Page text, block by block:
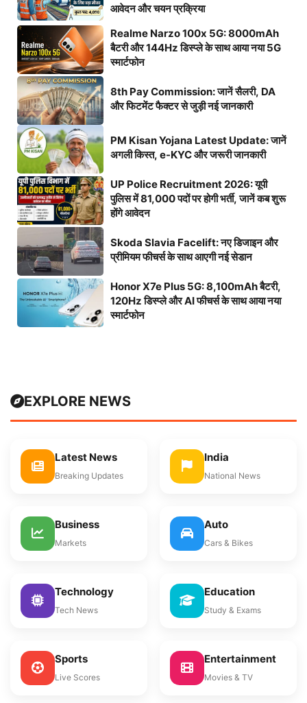
आवेदन और चयन प्रक्रिया
Realme Narzo 100x 5G: 8000mAh
बैटरी और 144Hz डिस्प्ले के साथ आया नया 5G
स्मार्टफोन
8th Pay Commission: जानें सैलरी, DA
और फिटमेंट फैक्टर से जुड़ी नई जानकारी
PM Kisan Yojana Latest Update: जानें
अगली किस्त, e-KYC और जरूरी जानकारी
UP Police Recruitment 2026: यूपी
पुलिस में 81,000 पदों पर होगी भर्ती, जानें कब शुरू
होंगे आवेदन
Skoda Slavia Facelift: नए डिजाइन और
प्रीमियम फीचर्स के साथ आएगी नई सेडान
Honor X7e Plus 5G: 8,100mAh बैटरी,
120Hz डिस्प्ले और AI फीचर्स के साथ आया नया
स्मार्टफोन
EXPLORE NEWS
Latest News
Breaking Updates
India
National News
Business
Markets
Auto
Cars & Bikes
Technology
Tech News
Education
Study & Exams
Sports
Live Scores
Entertainment
Movies & TV